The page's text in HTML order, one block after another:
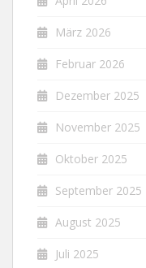
März 2026
Februar 2026
Dezember 2025
November 2025
Oktober 2025
September 2025
August 2025
Juli 2025